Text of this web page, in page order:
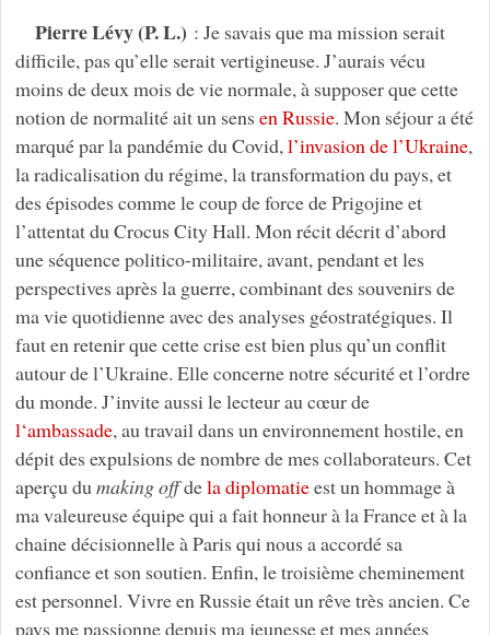
Pierre Lévy (P. L.) : Je savais que ma mission serait
difficile, pas qu’elle serait vertigineuse. J’aurais vécu
moins de deux mois de vie normale, à supposer que cette
notion de normalité ait un sens en Russie. Mon séjour a été
marqué par la pandémie du Covid,l’invasion de l’Ukraine,
la radicalisation du régime, la transformation du pays, et
des épisodes comme le coup de force de Prigojine et
l’attentat du Crocus City Hall. Mon récit décrit d’abord
une séquence politico-militaire, avant, pendant et les
perspectives après la guerre, combinant des souvenirs de
ma vie quotidienne avec des analyses géostratégiques. Il
faut en retenir que cette crise est bien plus qu’un conflit
autour de l’Ukraine. Elle concerne notre sécurité et l’ordre
du monde. J’invite aussi le lecteur au cœur de
l‘ambassade, au travail dans un environnement hostile, en
dépit des expulsions de nombre de mes collaborateurs. Cet
aperçu dumaking offdela diplomatieest un hommage à
ma valeureuse équipe qui a fait honneur à la France et à la
chaine décisionnelle à Paris qui nous a accordé sa
confiance et son soutien. Enfin, le troisième cheminement
est personnel. Vivre en Russie était un rêve très ancien. Ce
pays me passionne depuis ma jeunesse et mes années